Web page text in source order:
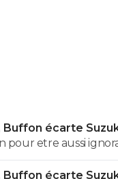
Buffon écarte
pour etre aussi
Buffon écarte